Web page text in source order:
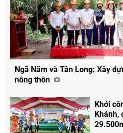
Ngã Năm và Tân Long: Xây
nông thôn
Khởi
Khánh,